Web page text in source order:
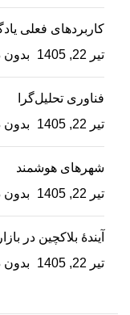
کاربردهای فعلی
تیر 22, 1405
بدون
فناوری تحلیل‌گرا
تیر 22, 1405
بدون
شهرهای هوشمند
تیر 22, 1405
بدون
آیندۀ بلاکچین در
تیر 22, 1405
بدون